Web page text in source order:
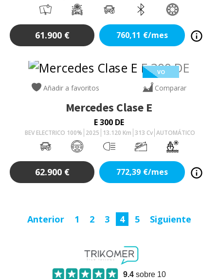
61.900 € 760,11 €/mes
VO
Añadir a favoritos Comparar
Mercedes Clase E
E 300 DE
BEV ELECTRICO 100% 2025 13.120 Km 313 Cv AUTOMÁTICO
62.900 € 772,39 €/mes
Anterior 1 2 3 4 5 Siguiente
9.4sobre 10